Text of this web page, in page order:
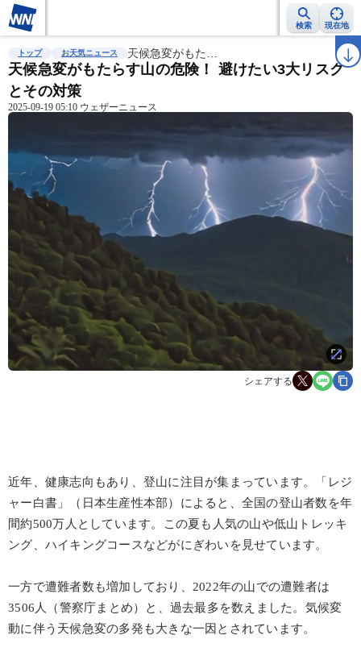
検索 現在地
雨雲レーダー 台風情報 地震情報 ラ
トップ お天気ニュース 天候急変がもた…
天候急変がもたらす山の危険！ 避けたい3大リスク
とその対策
2025-09-19 05:10 ウェザーニュース
シェアする
近年、健康志向もあり、登山に注目が集まっています。「レジ
ャー白書」（日本生産性本部）によると、全国の登山者数を年
間約500万人としています。この夏も人気の山や低山トレッキ
ング、ハイキングコースなどがにぎわいを見せています。
一方で遭難者数も増加しており、2022年の山での遭難者は
3506人（警察庁まとめ）と、過去最多を数えました。気候変
動に伴う天候急変の多発も大きな一因とされています。